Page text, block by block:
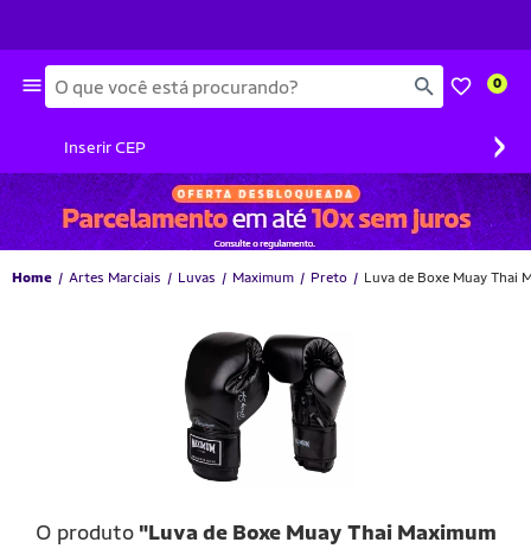
Busca 0
Inserir CEP ›
Home Artes Marciais Luvas Maximum Preto Luva de Boxe Muay Thai
O produto "Luva de Boxe Muay Thai Maximum